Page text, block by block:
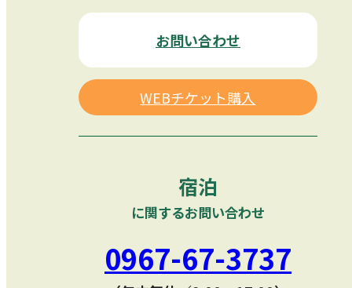
お問い合わせ
WEBチケット購入
宿泊
に関するお問い合わせ
0967-67-3737